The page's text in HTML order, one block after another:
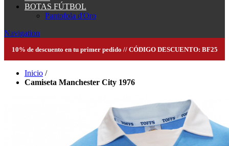
BOTAS FÚTBOL
Pantofola d'Oro
Navigation
10% de descuento en tu primer pedido // CÓDIGO DESCUENTO: BF25
Inicio /
Camiseta Manchester City 1976